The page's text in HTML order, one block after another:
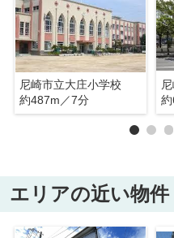
尼崎市立大庄小学校
約487m／7分
エリアの近い物件